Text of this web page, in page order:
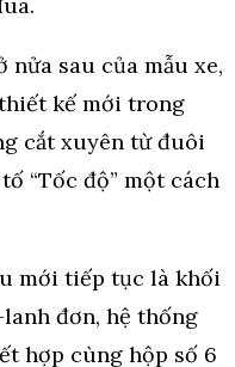
sau của mẫu xe,
kế mới trong
cắt xuyên từ đuôi
“Tốc độ” một cách